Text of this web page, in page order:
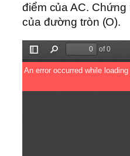
điểm của AC. Chứng
của đường tròn (O).